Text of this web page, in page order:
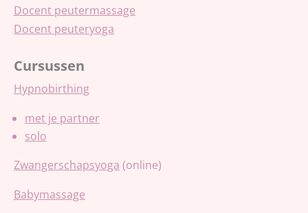
Docent peutermassage
Docent peuteryoga
Cursussen
Hypnobirthing
met je partner
solo
Zwangerschapsyoga (online)
Babymassage